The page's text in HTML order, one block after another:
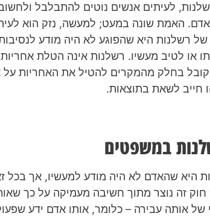
לעיתים אנשים נוטים להתבלבל
האמת שונה במעט; למעשה, נזק הוא
רשלנות היא שהפוגע לא היה מודע
או לטיב מעשיו. רשלנות אינה הטלת
בחלק מהמקרים להטיל את האחריות על
חייב לשאת בתוצאות.
במשפטים
היא שהאדם לא היה מודע למעשיו, אך בכל
זה נוצר מתוך חשיבה מעמיקה על כך
של אותה עבירה – כלומר, אותו אדם ידע